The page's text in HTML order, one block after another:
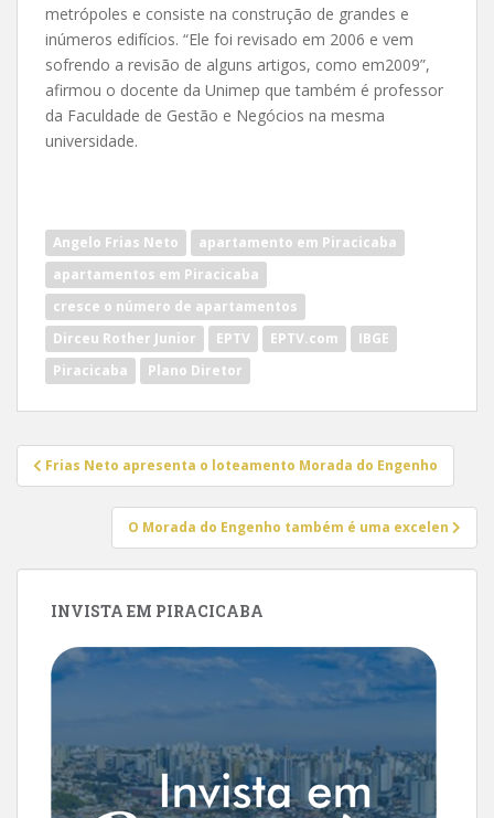
metrópoles e consiste na construção de grandes e
inúmeros edifícios. “Ele foi revisado em 2006 e vem
sofrendo a revisão de alguns artigos, como em2009”,
afirmou o docente da Unimep que também é professor
da Faculdade de Gestão e Negócios na mesma
universidade.
Angelo Frias Neto
apartamento em Piracicaba
apartamentos em Piracicaba
cresce o número de apartamentos
Dirceu Rother Junior
EPTV EPTV.com
IBGE
Piracicaba
Plano Diretor
Navegação
de
Frias Neto apresenta o loteamento Morada do Engenho
O Morada do Engenho também é uma excelen
INVISTA EM PIRACICABA